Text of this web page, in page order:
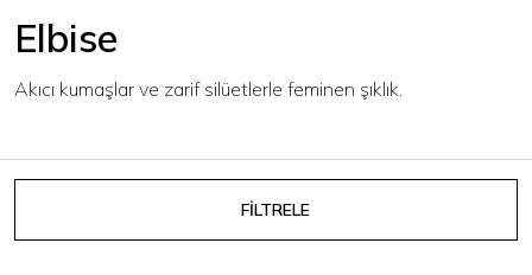
Elbise
Akıcı kumaşlar ve zarif silüetlerle feminen şıklık.
FİLTRELE